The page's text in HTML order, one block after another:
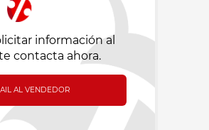
información al
contacta ahora.
AL VENDEDOR